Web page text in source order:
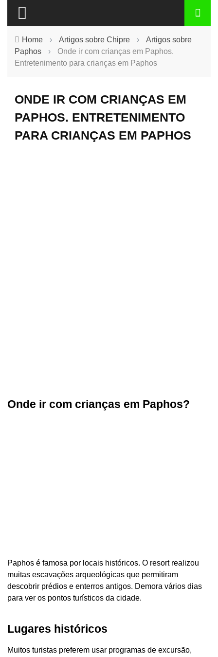
Home › Artigos sobre Chipre ›
Artigos sobre
Paphos
›
Onde ir com crianças em Paphos.
Entretenimento para crianças em Paphos
ONDE IR COM CRIANÇAS EM
PAPHOS. ENTRETENIMENTO
PARA CRIANÇAS EM PAPHOS
Onde ir com crianças em Paphos?
Paphos é famosa por locais históricos. O resort realizou
muitas escavações arqueológicas que permitiram
descobrir prédios e enterros antigos. Demora vários dias
para ver os pontos turísticos da cidade.
Lugares históricos
Muitos turistas preferem usar programas de excursão,